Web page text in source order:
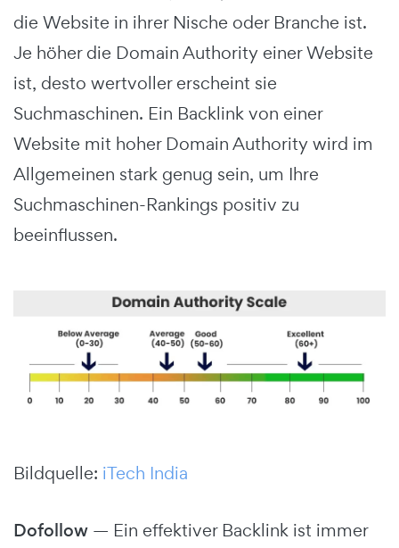
die Website in ihrer Nische oder Branche ist.
Je höher die Domain Authority einer Website
ist, desto wertvoller erscheint sie
Suchmaschinen. Ein Backlink von einer
Website mit hoher Domain Authority wird im
Allgemeinen stark genug sein, um Ihre
Suchmaschinen-Rankings positiv zu
beeinflussen.
Bildquelle: iTech India
Dofollow — Ein effektiver Backlink ist immer